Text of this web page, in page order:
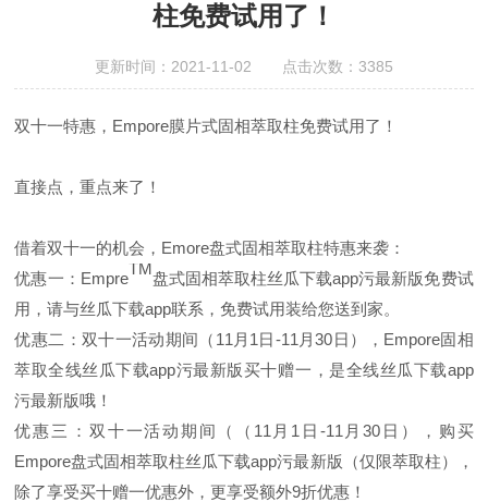
柱免费试用了！
更新时间：2021-11-02 点击次数：3385
双十一特惠， Empore膜片式固相萃取柱免费试用了！
直接点，重点来了！
借着双十一的机会， Emore盘式固相萃取柱特惠来袭：
优惠一： Empre
TM
盘式固相萃取柱丝瓜下载app污最新版免费试
用，请与丝瓜下载app联系，免费试用装给您送到家。
优惠二：双十一活动期间（ 11 月 1 日-11 月30日）， Empore固相
萃取全线丝瓜下载app污最新版买十赠一，是全线丝瓜下载app
污最新版哦！
优惠三：双十一活动期间（（ 11 月 1 日 -11 月30 日），购买
Empore盘式固相萃取柱丝瓜下载app污最新版（仅限萃取柱），
除了享受买十赠一优惠外，更享受额外9折优惠！